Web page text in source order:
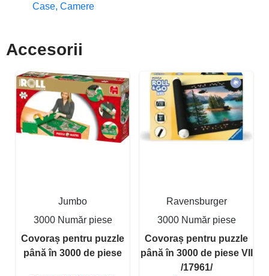
Case, Camere
Accesorii
Jumbo
3000 Număr piese
Covoraș pentru puzzle
până în 3000 de piese
Ravensburger
3000 Număr piese
Covoraș pentru puzzle
până în 3000 de piese VII
/17961/